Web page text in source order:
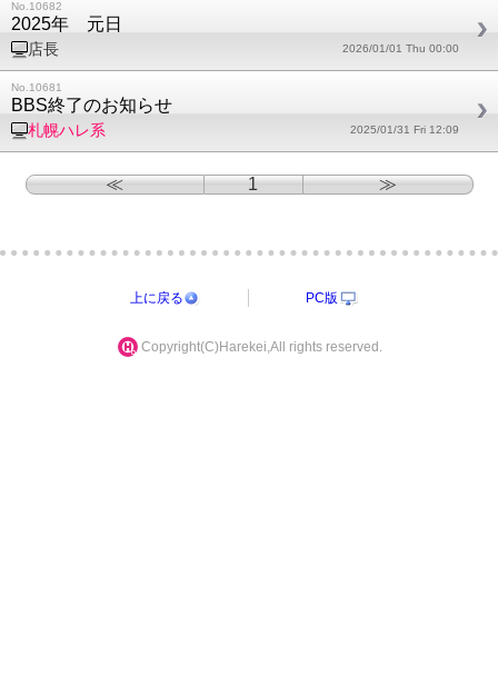
No.10682
2025年 元日
店長 2026/01/01 Thu 00:00
No.10681
BBS終了のお知らせ
札幌ハレ系 2025/01/31 Fri 12:09
≪ 1 ≫
上に戻る PC版
Copyright(C)Harekei,All rights reserved.